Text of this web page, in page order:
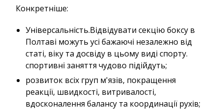
Конкретніше:
Універсальність.Відвідувати секцію боксу в
Полтаві можуть усі бажаючі незалежно від
статі, віку та досвіду в цьому виді спорту.
спортивні заняття чудово підійдуть;
розвиток всіх груп м'язів, покращення
реакції, швидкості, витривалості,
вдосконалення балансу та координації рухів;